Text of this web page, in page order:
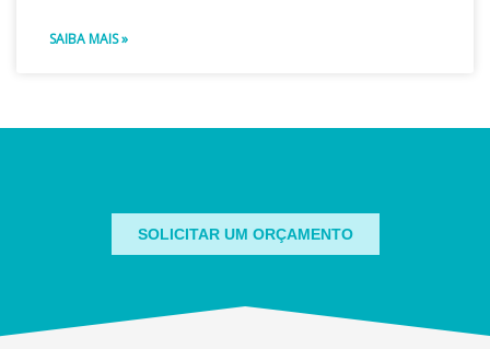
SAIBA MAIS »
SOLICITAR UM ORÇAMENTO